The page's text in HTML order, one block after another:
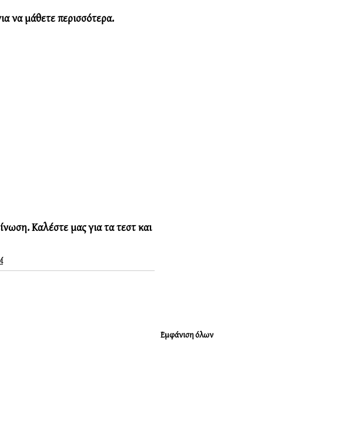
να μάθετε περισσότερα.
Καλέστε μας για τα τεστ και
Εμφάνιση όλων